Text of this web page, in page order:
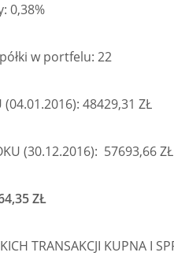
0,38%
w portfelu: 22
(04.01.2016): 48429,31 ZŁ
(30.12.2016): 57693,66 ZŁ
ZŁ
TRANSAKCJI KUPNA I